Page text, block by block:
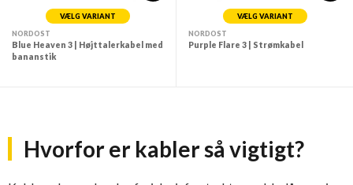
VÆLG VARIANT
NORDOST
Blue Heaven 3 | Højttalerkabel med
bananstik
VÆLG VARIANT
NORDOST
Purple Flare 3 | Strømkabel
Hvorfor er kabler så vigtigt?